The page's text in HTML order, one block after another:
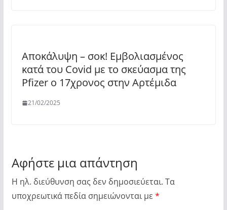
Αποκάλυψη – σοκ! Εμβολιασμένος
κατά του Covid με το σκεύασμα της
Pfizer ο 17χρονος στην Αρτέμιδα
21/02/2025
Αφήστε μια απάντηση
Η ηλ. διεύθυνση σας δεν δημοσιεύεται. Τα
υποχρεωτικά πεδία σημειώνονται με *